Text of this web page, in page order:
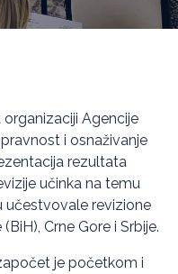
organizaciji Agencije
i osnaživanje
rezultata
učinka na temu
učestvovale revizione
Crne Gore i Srbije.
je početkom i